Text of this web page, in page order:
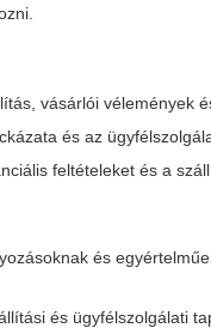
vásárlói vélemények
és az
feltételeket és a
és
és ügyfélszolgálati